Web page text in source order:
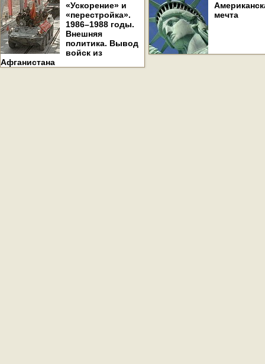
«Ускорение» и
«перестройка».
1986–1988 годы.
Внешняя
политика. Вывод
войск из
Афганистана
мечта